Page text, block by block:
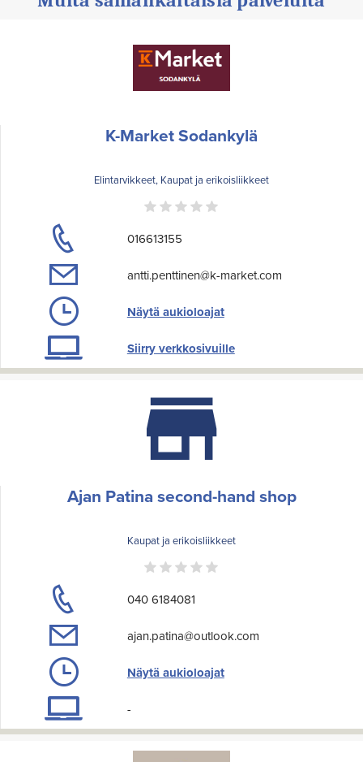
K-Market Sodankylä
Elintarvikkeet, Kaupat ja erikoisliikkeet
016613155
antti.penttinen@k-market.com
Näytä aukioloajat
Siirry verkkosivuille
Ajan Patina second-hand shop
Kaupat ja erikoisliikkeet
040 6184081
ajan.patina@outlook.com
Näytä aukioloajat
-